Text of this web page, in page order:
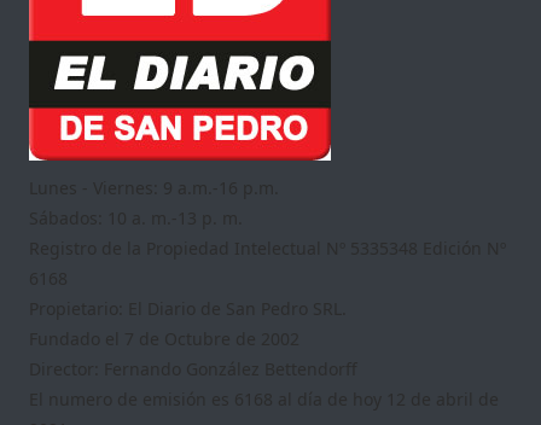
Lunes - Viernes: 9 a.m.-16 p.m.
Sábados: 10 a. m.-13 p. m.
Registro de la Propiedad Intelectual Nº 5335348 Edición Nº
6168
Propietario: El Diario de San Pedro SRL.
Fundado el 7 de Octubre de 2002
Director: Fernando González Bettendorff
El numero de emisión es 6168 al día de hoy 12 de abril de